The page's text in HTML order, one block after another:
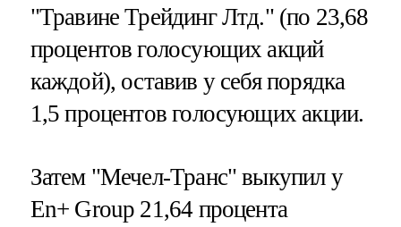
"Травине Трейдинг Лтд." (по 23,68
процентов голосующих акций
каждой), оставив у себя порядка
1,5 процентов голосующих акции.
Затем "Мечел-Транс" выкупил у
En+ Group 21,64 процента